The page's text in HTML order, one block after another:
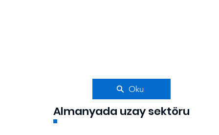
Oku
Almanyada uzay sektöru